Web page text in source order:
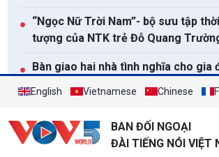
● “Ngọc Nữ Trời Nam”- bộ sưu tập
tượng của NTK trẻ Đỗ Quang
● Bàn giao hai nhà tình nghĩa cho gia
English Vietnamese Chinese
BAN ĐỐI NGOẠI
ĐÀI TIẾNG NÓI VIỆT